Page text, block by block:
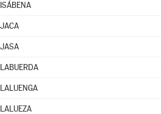
ISÁBENA
JACA
JASA
LABUERDA
LALUENGA
LALUEZA